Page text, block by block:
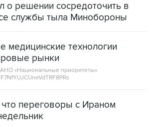
о решении сосредоточить в
службы тыла Минобороны
медицинские технологии
рынки
«Национальные приоритеты».
переговоры с Ираном